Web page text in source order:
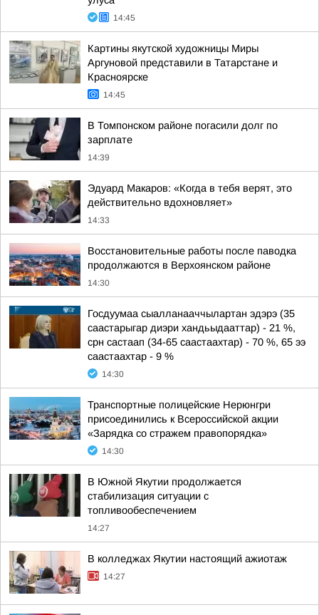
14:45
Картины якутской художницы Миры
Аргуновой представили в Татарстане и
Красноярске
14:45
В Томпонском районе погасили долг по
зарплате
14:39
Эдуард Макаров: «Когда в тебя верят, это
действительно вдохновляет»
14:33
Восстановительные работы после паводка
продолжаются в Верхоянском районе
14:30
Госдуумаа сыалланааччылартан эдэрэ (35
саастарыгар диэри хандьыдааттар) - 21 %,
срн састаап (34-65 саастаахтар) - 70 %, 65 ээ
саастаахтар - 9 %
14:30
Транспортные полицейские Нерюнгри
присоединились к Всероссийской акции
«Зарядка со стражем правопорядка»
14:30
В Южной Якутии продолжается
стабилизация ситуации с
топливообеспечением
14:27
В колледжах Якутии настоящий ажиотаж
14:27